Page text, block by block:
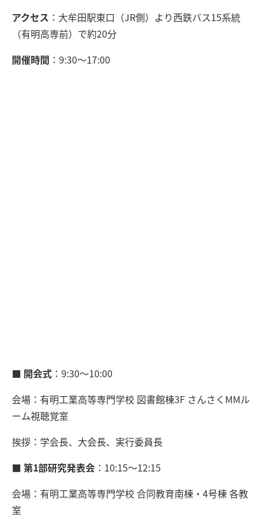
アクセス ：大牟田駅東口（JR側）より西鉄バス15系統
（有明高専前）で約20分
開催時間 ：9:30～17:00
■ 開会式 ：9:30～10:00
会場：有明工業高等専門学校 図書館棟3F さんさくMMル
ーム視聴覚室
挨拶：学会長、大会長、実行委員長
■ 第1部研究発表会 ：10:15～12:15
会場：有明工業高等専門学校 合同教育南棟・4号棟 各教
室